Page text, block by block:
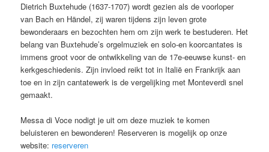
Dietrich Buxtehude (1637-1707) wordt gezien als de voorloper
van Bach en Händel, zij waren tijdens zijn leven grote
bewonderaars en bezochten hem om zijn werk te bestuderen. Het
belang van Buxtehude’s orgelmuziek en solo-en koorcantates is
immens groot voor de ontwikkeling van de 17e-eeuwse kunst- en
kerkgeschiedenis. Zijn invloed reikt tot in Italië en Frankrijk aan
toe en in zijn cantatewerk is de vergelijking met Monteverdi snel
gemaakt.
Messa di Voce nodigt je uit om deze muziek te komen
beluisteren en bewonderen! Reserveren is mogelijk op onze
website: reserveren